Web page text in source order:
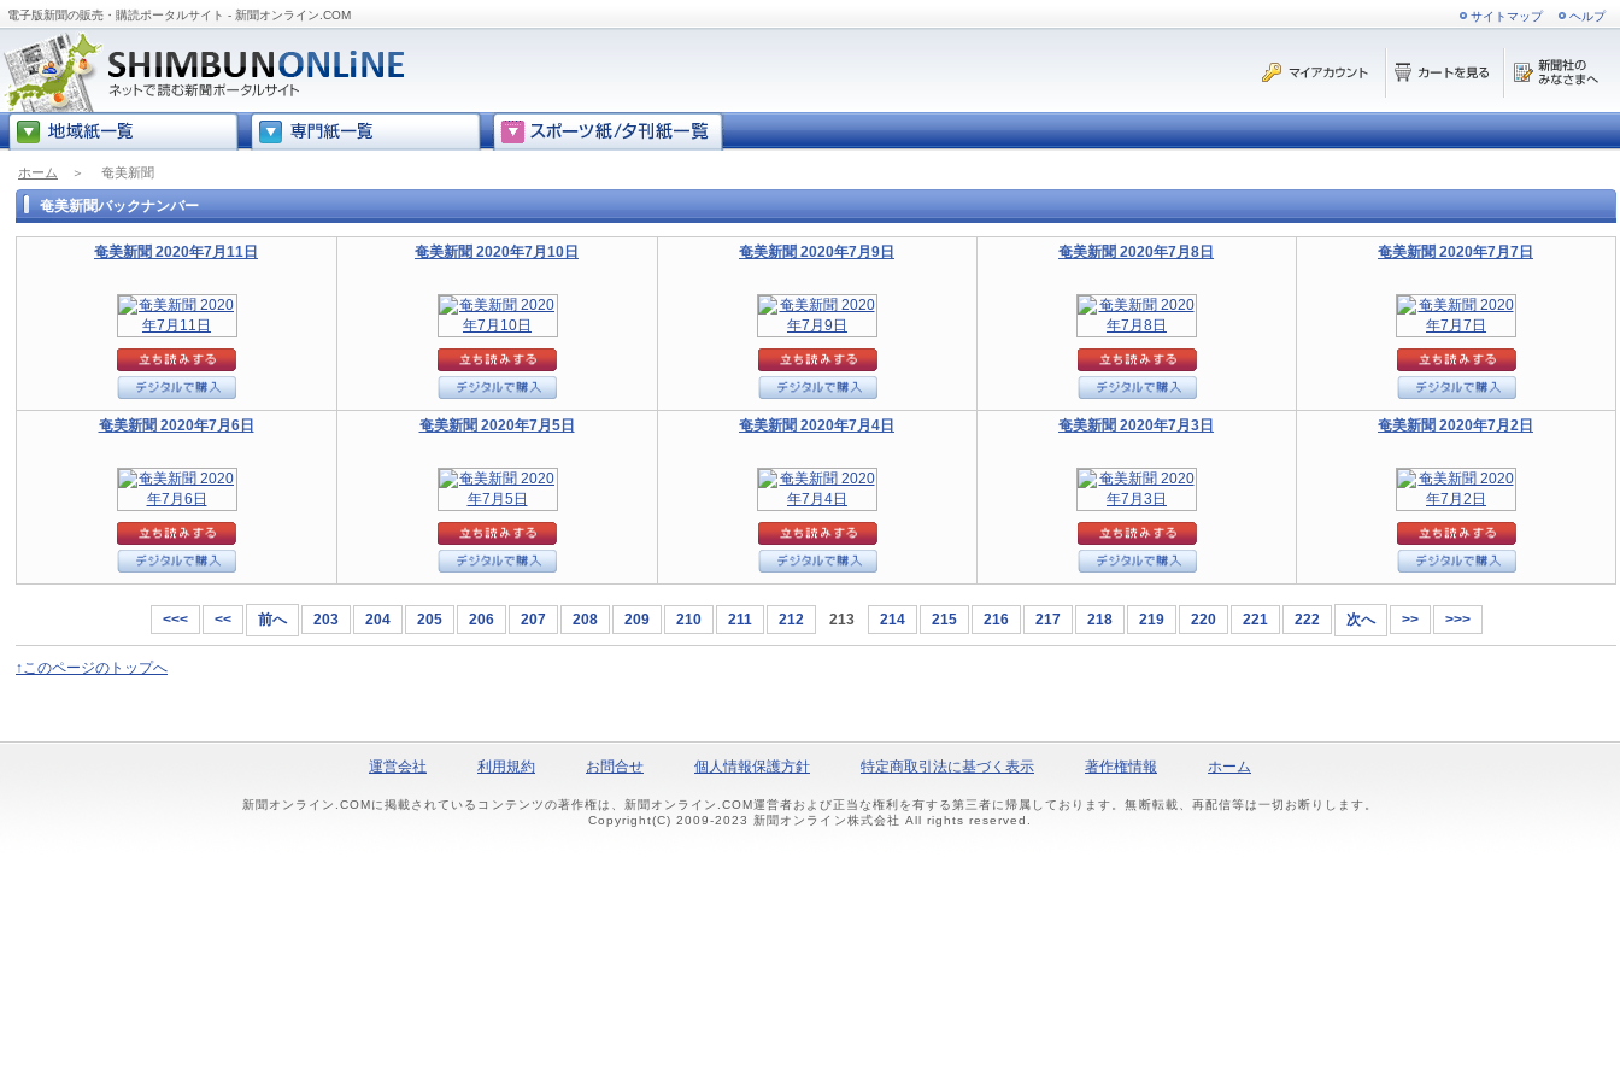
電子版新聞の販売・購読ポータルサイト - 新聞オンライン.COM サイトマップ ヘルプ
ホーム ＞ 奄美新聞
奄美新聞バックナンバー
奄美新聞 2020年7月11日 奄美新聞 2020年7月10日 奄美新聞 2020年7月9日 奄美新聞 2020年7月8日 奄美新聞 2020年7月7日
奄美新聞 2020年7月6日 奄美新聞 2020年7月5日 奄美新聞 2020年7月4日 奄美新聞 2020年7月3日 奄美新聞 2020年7月2日
<<< << 前へ 203 204 205 206 207 208 209 210 211 212 213 214 215 216 217 218 219 220 221 222 次へ >> >>>
↑このページのトップへ
運営会社 利用規約 お問合せ 個人情報保護方針 特定商取引法に基づく表示 著作権情報 ホーム
新聞オンライン.COMに掲載されているコンテンツの著作権は、新聞オンライン.COM運営者および正当な権利を有する第三者に帰属しております。無断転載、再配信等は一切お断りします。
Copyright(C) 2009-2023 新聞オンライン株式会社 All rights reserved.